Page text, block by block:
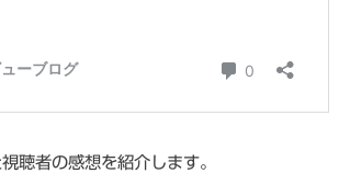
聴者の感想を紹介します。